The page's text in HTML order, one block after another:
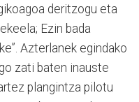
deritzogu eta
Ezin bada
Azterlanek egindako
zati baten inauste
plangintza pilotu